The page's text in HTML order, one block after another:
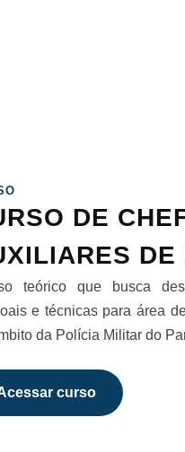
DE
DE
teórico que busca
e técnicas para área
da Polícia Militar do
curso